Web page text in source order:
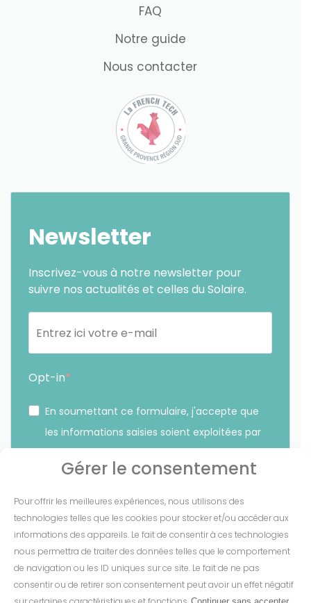
Gérer le consentement
Pour offrir les meilleures expériences, nous utilisons des
technologies telles que les cookies pour stocker et/ou accéder aux
informations des appareils. Le fait de consentir à ces technologies
nous permettra de traiter des données telles que le comportement
de navigation ou les ID uniques sur ce site. Le fait de ne pas
consentir ou de retirer son consentement peut avoir un effet négatif
FAQ
Notre guide
Nous contacter
Newsletter
Inscrivez-vous à notre newsletter pour
suivre nos actualités et celles du Solaire.
Opt-in
En soumettant ce formulaire, j'accepte que
les informations saisies soient exploitées par
sur le lien présent dans nos emails.
S'INSCRIRE